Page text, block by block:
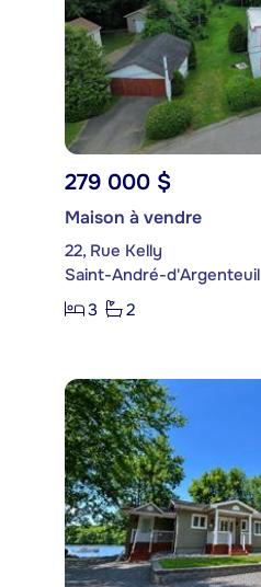
279 000 $
Maison à vendre
22, Rue Kelly
Saint-André-d'Argenteuil
3
2